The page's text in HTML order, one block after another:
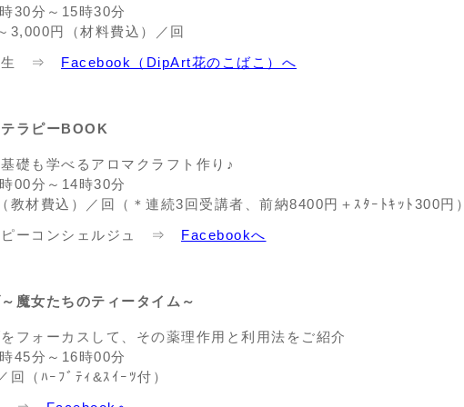
30分～15時30分
円（材料費込）／回
生 ⇒ Facebook（DipArt花のこばこ）へ
ラピーBOOK
礎も学べるアロマクラフト作り♪
00分～14時30分
材費込）／回（＊連続3回受講者、前納8400円＋ｽﾀｰﾄｷｯﾄ300円）
ピーコンシェルジュ ⇒ Facebookへ
魔女たちのティータイム～
フォーカスして、その薬理作用と利用法をご紹介
45分～16時00分
（ﾊｰﾌﾞﾃｨ&ｽｲｰﾂ付）